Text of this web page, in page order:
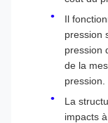
Il
pression
pression
de la
pression.
La
impacts